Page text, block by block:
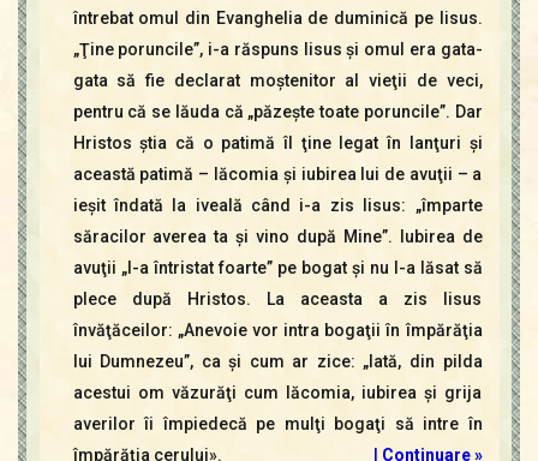
întrebat omul din Evanghelia de duminică pe Iisus.
„Ţine poruncile”, i-a răspuns Iisus şi omul era gata-
gata să fie declarat moştenitor al vieţii de veci,
pentru că se lăuda că „păzeşte toate poruncile”. Dar
Hristos ştia că o patimă îl ţine legat în lanţuri şi
această patimă – lăcomia şi iubirea lui de avuţii – a
ieşit îndată la iveală când i-a zis Iisus: „împarte
săracilor averea ta şi vino după Mine”. Iubirea de
avuţii „l-a întristat foarte” pe bogat şi nu l-a lăsat să
plece după Hristos. La aceasta a zis Iisus
învăţăceilor: „Anevoie vor intra bogaţii în împărăţia
lui Dumnezeu”, ca şi cum ar zice: „Iată, din pilda
acestui om văzurăţi cum lăcomia, iubirea şi grija
averilor îi împiedecă pe mulţi bogaţi să intre în
împărăţia cerului».
Continuare »